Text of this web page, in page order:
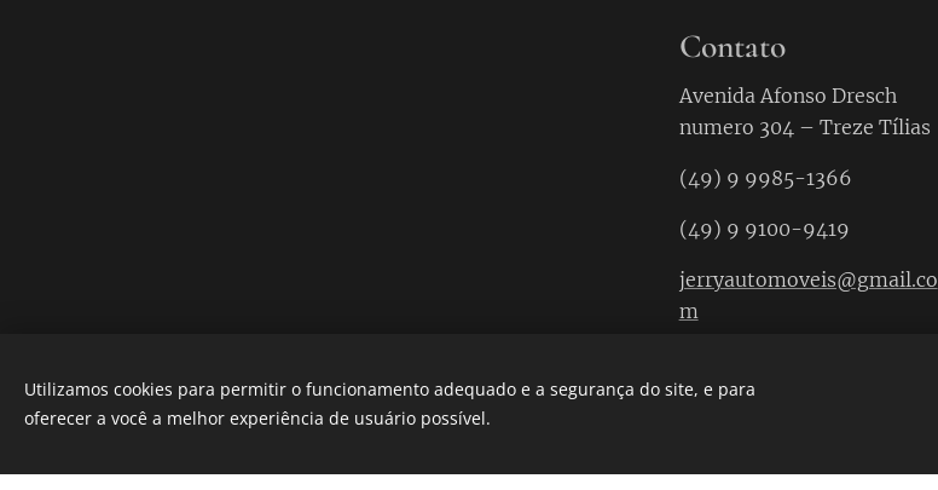
Contato
Avenida Afonso Dresch
numero 304 – Treze Tílias
(49) 9 9985-1366
(49) 9 9100-9419
jerryautomoveis@gmail.co
m
Utilizamos cookies para permitir o funcionamento adequado e a segurança do site, e para
oferecer a você a melhor experiência de usuário possível.